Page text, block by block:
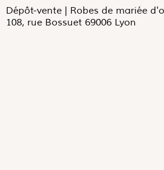
Dépôt-vente | Robes de mariée
108, rue Bossuet 69006 Lyon